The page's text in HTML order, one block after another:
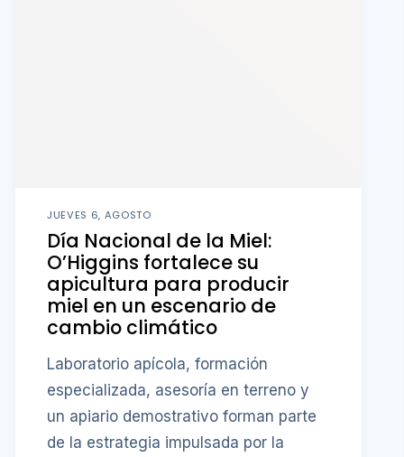
JUEVES 6, AGOSTO
Día Nacional de la Miel:
O’Higgins fortalece su
apicultura para producir
miel en un escenario de
cambio climático
Laboratorio apícola, formación
especializada, asesoría en terreno y
un apiario demostrativo forman parte
de la estrategia impulsada por la